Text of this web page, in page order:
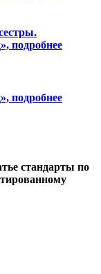
подробнее
подробнее
стандарты по